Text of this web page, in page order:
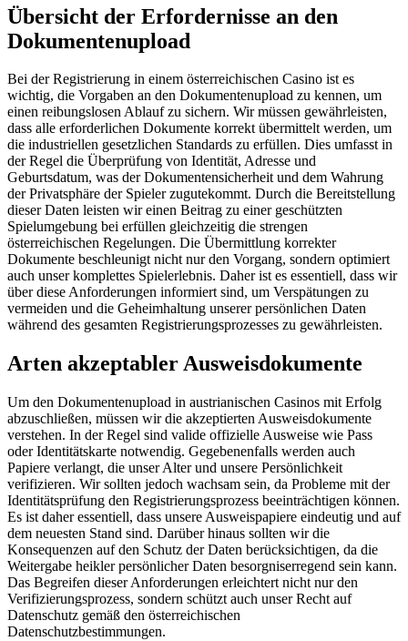
Übersicht der Erfordernisse an den
Dokumentenupload
Bei der Registrierung in einem österreichischen Casino ist es
wichtig, die Vorgaben an den Dokumentenupload zu kennen, um
einen reibungslosen Ablauf zu sichern. Wir müssen gewährleisten,
dass alle erforderlichen Dokumente korrekt übermittelt werden, um
die industriellen gesetzlichen Standards zu erfüllen. Dies umfasst in
der Regel die Überprüfung von Identität, Adresse und
Geburtsdatum, was der Dokumentensicherheit und dem Wahrung
der Privatsphäre der Spieler zugutekommt. Durch die Bereitstellung
dieser Daten leisten wir einen Beitrag zu einer geschützten
Spielumgebung bei erfüllen gleichzeitig die strengen
österreichischen Regelungen. Die Übermittlung korrekter
Dokumente beschleunigt nicht nur den Vorgang, sondern optimiert
auch unser komplettes Spielerlebnis. Daher ist es essentiell, dass wir
über diese Anforderungen informiert sind, um Verspätungen zu
vermeiden und die Geheimhaltung unserer persönlichen Daten
während des gesamten Registrierungsprozesses zu gewährleisten.
Arten akzeptabler Ausweisdokumente
Um den Dokumentenupload in austrianischen Casinos mit Erfolg
abzuschließen, müssen wir die akzeptierten Ausweisdokumente
verstehen. In der Regel sind valide offizielle Ausweise wie Pass
oder Identitätskarte notwendig. Gegebenenfalls werden auch
Papiere verlangt, die unser Alter und unsere Persönlichkeit
verifizieren. Wir sollten jedoch wachsam sein, da Probleme mit der
Identitätsprüfung den Registrierungsprozess beeinträchtigen können.
Es ist daher essentiell, dass unsere Ausweispapiere eindeutig und auf
dem neuesten Stand sind. Darüber hinaus sollten wir die
Konsequenzen auf den Schutz der Daten berücksichtigen, da die
Weitergabe heikler persönlicher Daten besorgniserregend sein kann.
Das Begreifen dieser Anforderungen erleichtert nicht nur den
Verifizierungsprozess, sondern schützt auch unser Recht auf
Datenschutz gemäß den österreichischen
Datenschutzbestimmungen.